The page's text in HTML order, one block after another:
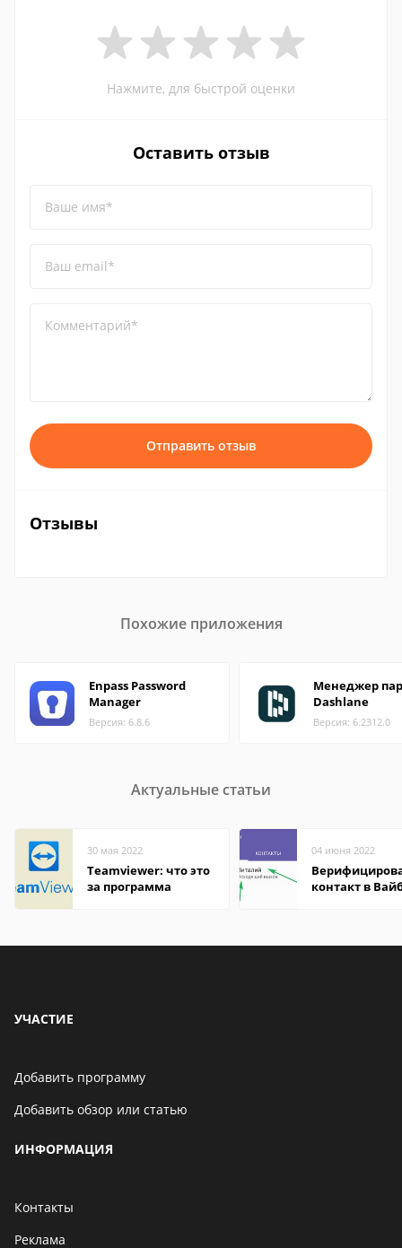
Нажмите, для быстрой оценки
Оставить отзыв
Ваше имя*
Ваш email*
Комментарий*
Отправить отзыв
Отзывы
Похожие приложения
Enpass Password
Manager
Версия: 6.8.6
Менеджер
Dashlane
Версия: 6.2312.0
Актуальные статьи
30 мая 2022
Teamviewer: что это
за программа
04 июня 2022
контакт в
УЧАСТИЕ
Добавить программу
Добавить обзор или статью
ИНФОРМАЦИЯ
Контакты
Реклама